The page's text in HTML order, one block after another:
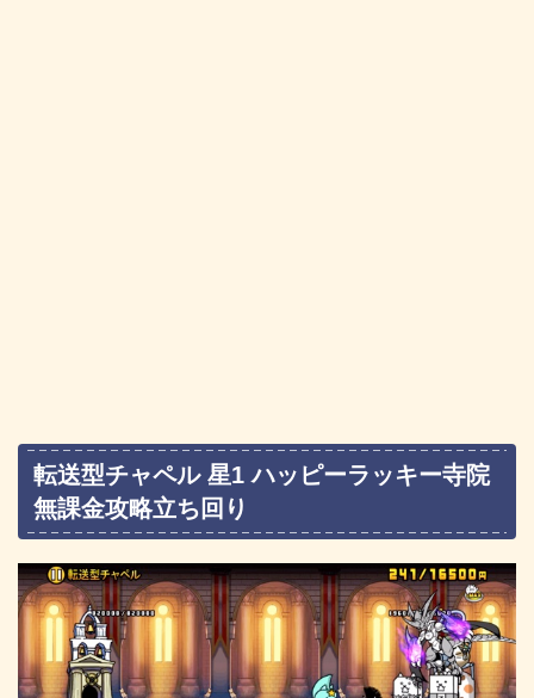
転送型チャペル 星1 ハッピーラッキー寺院
無課金攻略立ち回り